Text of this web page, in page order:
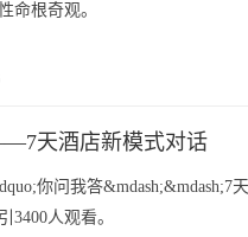
命根奇观。
天酒店新模式对话
你问我答
3400人观看。